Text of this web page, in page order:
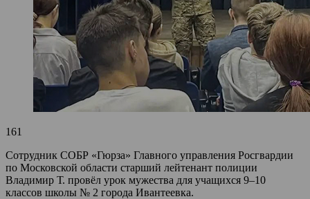
161
Сотрудник СОБР «Гюрза» Главного управления Росгвардии
по Московской области старший лейтенант полиции
Владимир Т. провёл урок мужества для учащихся 9–10
классов школы № 2 города Ивантеевка.